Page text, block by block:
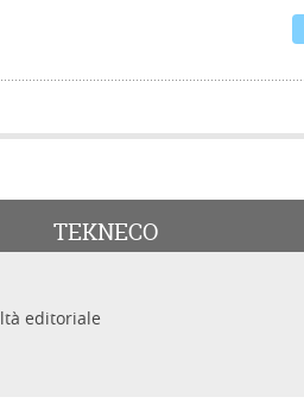
TEKNECO
editoriale